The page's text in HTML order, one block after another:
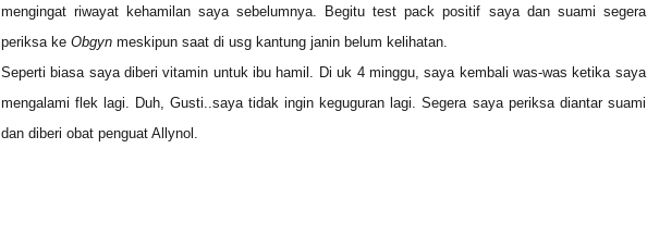
mengingat riwayat kehamilan saya sebelumnya. Begitu test pack positif saya dan suami segera
periksa ke Obgynmeskipun saat di usg kantung janin belum kelihatan.
Seperti biasa saya diberi vitamin untuk ibu hamil. Di uk 4 minggu, saya kembali was-was ketika saya
mengalami flek lagi. Duh, Gusti..saya tidak ingin keguguran lagi. Segera saya periksa diantar suami
dan diberi obat penguat Allynol.